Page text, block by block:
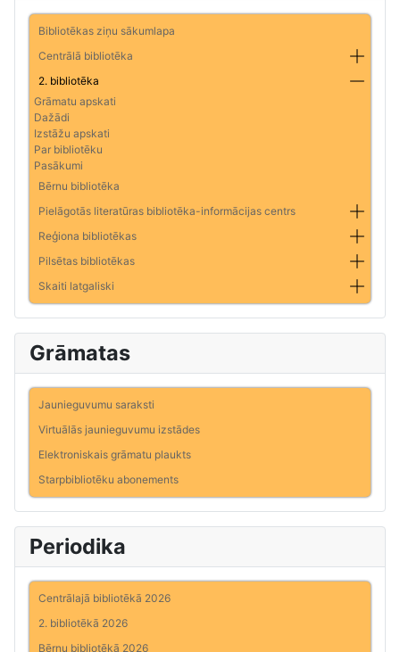
Bibliotēkas ziņu sākumlapa
Centrālā bibliotēka
2. bibliotēka
Grāmatu apskati
Dažādi
Izstāžu apskati
Par bibliotēku
Pasākumi
Bērnu bibliotēka
Pielāgotās literatūras bibliotēka-informācijas centrs
Reģiona bibliotēkas
Pilsētas bibliotēkas
Skaiti latgaliski
Grāmatas
Jaunieguvumu saraksti
Virtuālās jaunieguvumu izstādes
Elektroniskais grāmatu plaukts
Starpbibliotēku abonements
Periodika
Centrālajā bibliotēkā 2026
2. bibliotēkā 2026
Bērnu bibliotēkā 2026